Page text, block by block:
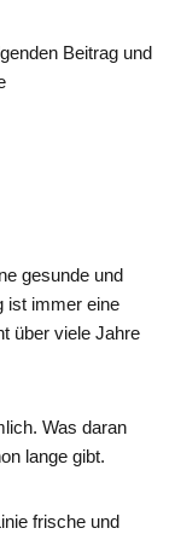
Beitrag und
gesunde und
ist immer eine
über viele Jahre
Was daran
lange gibt.
frische und